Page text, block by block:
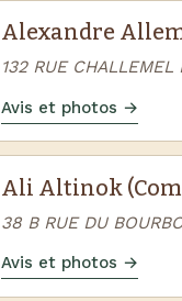
Alexandre
132 RUE
Avis et photos →
Ali Altinok
38 B RUE DU
Avis et photos →